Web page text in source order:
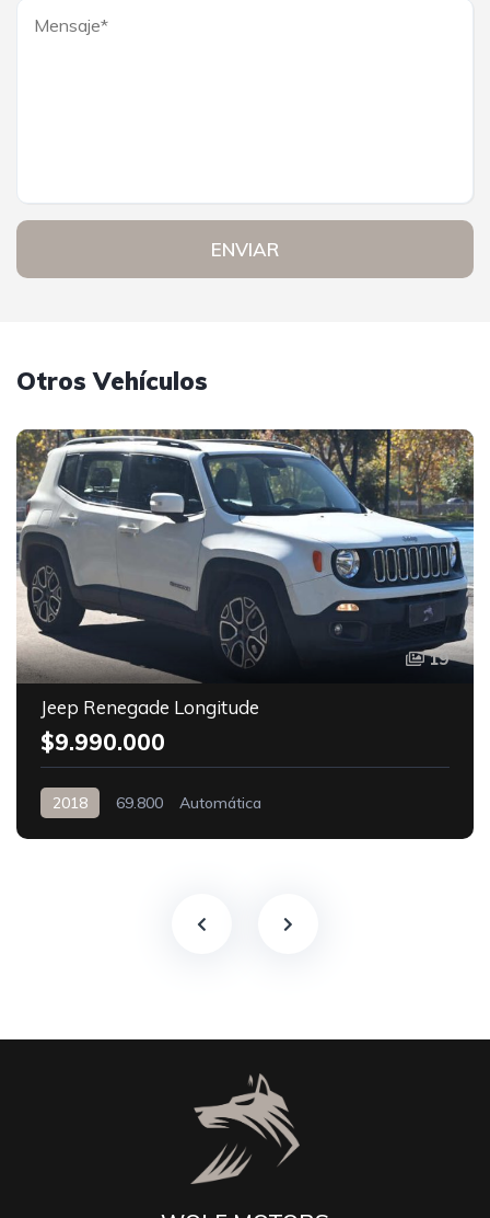
ENVIAR
Otros Vehículos
19
Jeep Renegade Longitude
$9.990.000
2018 69.800 Automática